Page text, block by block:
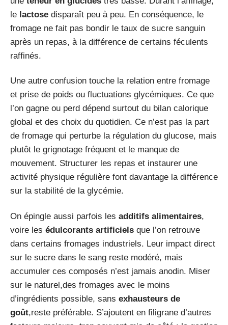
le lactose disparaît peu à peu. En conséquence, le
fromage ne fait pas bondir le taux de sucre sanguin
après un repas, à la différence de certains féculents
raffinés.
Une autre confusion touche la relation entre fromage
et prise de poids ou fluctuations glycémiques. Ce que
l’on gagne ou perd dépend surtout du bilan calorique
global et des choix du quotidien. Ce n’est pas la part
de fromage qui perturbe la régulation du glucose, mais
plutôt le grignotage fréquent et le manque de
mouvement. Structurer les repas et instaurer une
activité physique régulière font davantage la différence
sur la stabilité de la glycémie.
On épingle aussi parfois les additifs alimentaires,
voire les édulcorants artificiels que l’on retrouve
dans certains fromages industriels. Leur impact direct
sur le sucre dans le sang reste modéré, mais
accumuler ces composés n’est jamais anodin. Miser
sur le naturel,des fromages avec le moins
d’ingrédients possible, sans exhausteurs de
goût,reste préférable. S’ajoutent en filigrane d’autres